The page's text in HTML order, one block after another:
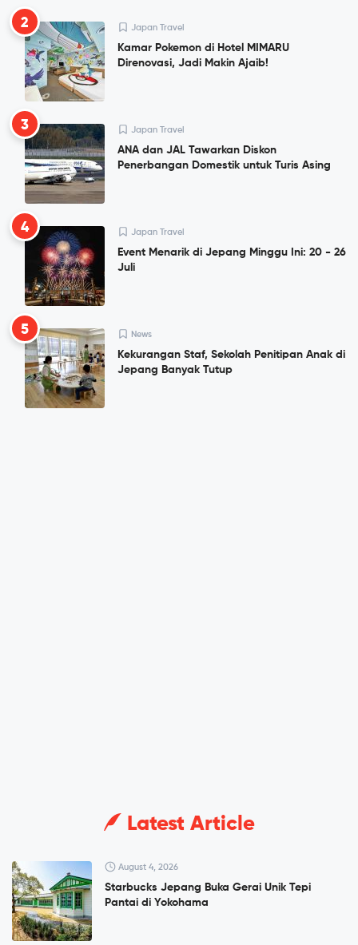
2 Japan Travel
Kamar Pokemon di Hotel MIMARU
Direnovasi, Jadi Makin Ajaib!
3 Japan Travel
ANA dan JAL Tawarkan Diskon
Penerbangan Domestik untuk Turis Asing
4 Japan Travel
Event Menarik di Jepang Minggu Ini: 20 - 26
Juli
5 News
Kekurangan Staf, Sekolah Penitipan Anak di
Jepang Banyak Tutup
Latest Article
August 4, 2026
Starbucks Jepang Buka Gerai Unik Tepi
Pantai di Yokohama